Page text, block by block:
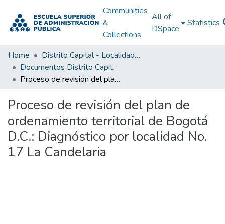
Communities
&
Collections
All of
DSpace
Statistics
Home
Distrito Capital - Localidades
Documentos Distrito Capital - Localidades
Proceso de revisión del plan de ordenamiento territorial de Bogotá D.C.: Diagnóstico por localidad No. 17 La Candelaria
Proceso de revisión del plan de
ordenamiento territorial de Bogotá
D.C.: Diagnóstico por localidad No.
17 La Candelaria